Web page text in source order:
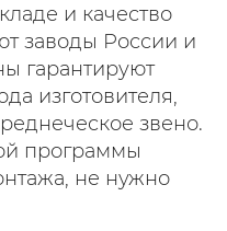
и качество
заводы России и
гарантируют
изготовителя,
звено.
программы
не нужно